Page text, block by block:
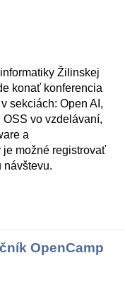
Žilinskej
konať konferencia
sekciách: Open AI,
OSS vo vzdelávaní,
a
možné registrovať
návštevu.
OpenCamp